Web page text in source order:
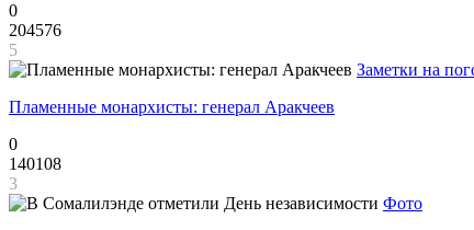
0
204576
5
Заметки на
Пламенные монархисты: генерал Аракчеев
0
140108
3
Фото